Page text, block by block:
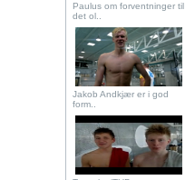
Paulus om forventninger til
det ol..
Jakob Andkjær er i god
form..